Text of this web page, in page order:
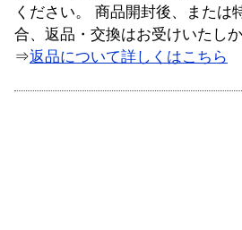
ください。 商品開封後、または
合、返品・交換はお受けいたし
⇒返品について詳しくはこちら